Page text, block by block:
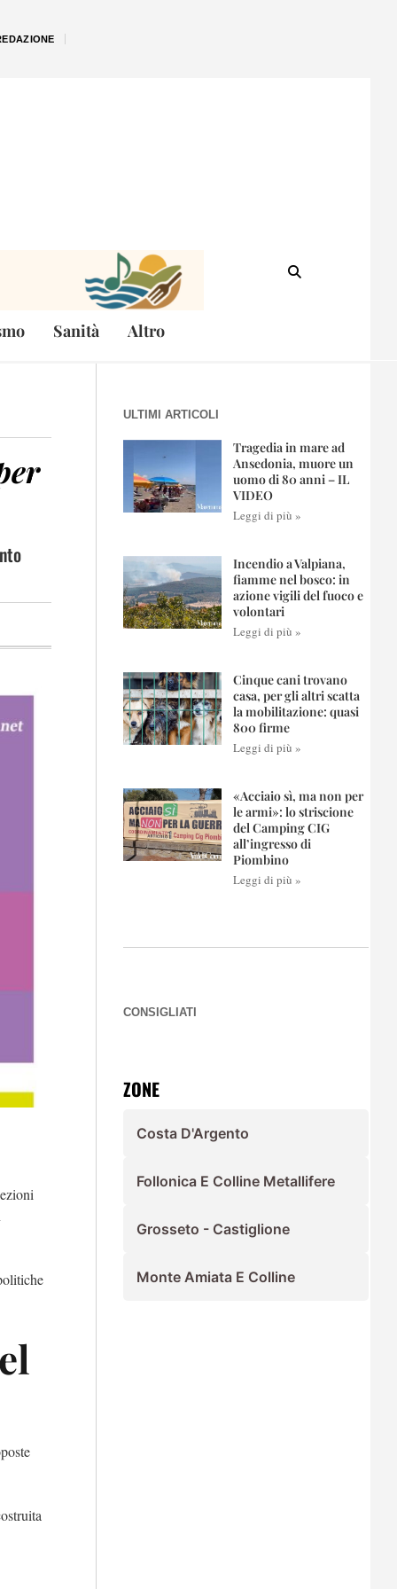
Sanità Altro
ULTIMI ARTICOLI
Tragedia in mare ad
Ansedonia, muore un
uomo di 80 anni – IL
VIDEO
Leggi di più »
Incendio a Valpiana,
fiamme nel bosco: in
azione vigili del fuoco e
volontari
Leggi di più »
Cinque cani trovano
casa, per gli altri scatta
la mobilitazione: quasi
800 firme
Leggi di più »
«Acciaio sì, ma non per
le armi»: lo striscione
del Camping CIG
all’ingresso di
Piombino
Leggi di più »
CONSIGLIATI
ZONE
Costa D'Argento
Follonica E Colline Metallifere
Grosseto - Castiglione
Monte Amiata E Colline